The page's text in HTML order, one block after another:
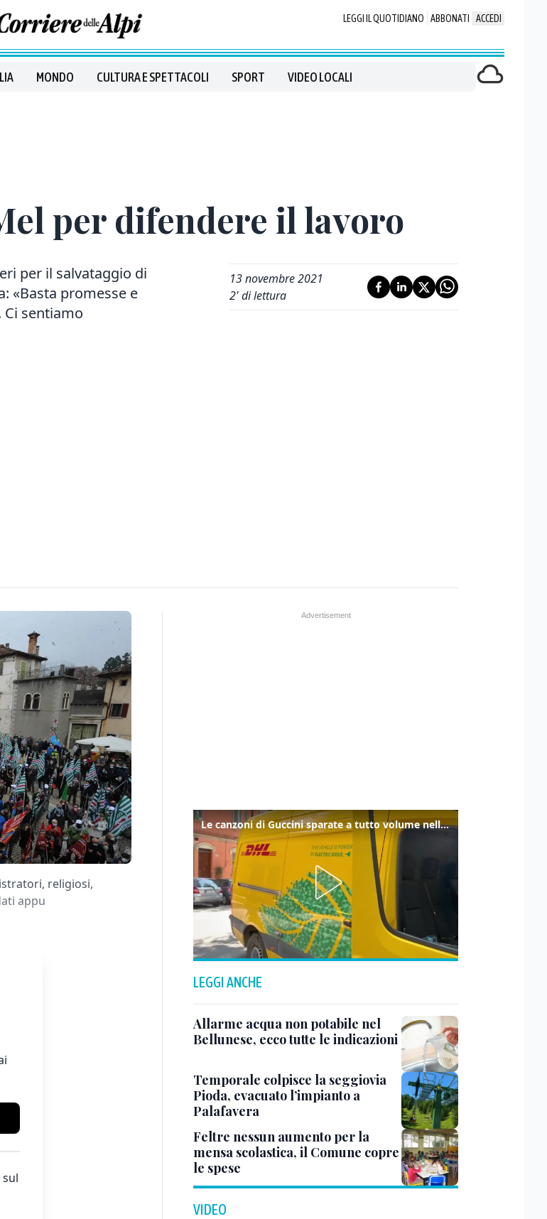
LEGGI IL QUOTIDIANO ABBONATI ACCEDI
MONDO CULTURA E SPETTACOLI SPORT VIDEO LOCALI
per difendere il lavoro
per il salvataggio di
«Basta promesse e
Ci sentiamo
13 novembre 2021
2' di lettura
religiosi,
appu
Le canzoni di Guccini sparate a tutto volume nella strada dove abitava
LEGGI ANCHE
Allarme acqua non potabile nel
Bellunese, ecco tutte le indicazioni
Temporale colpisce la seggiovia
Pioda, evacuato l’impianto a
Palafavera
Feltre nessun aumento per la
mensa scolastica, il Comune copre
le spese
VIDEO